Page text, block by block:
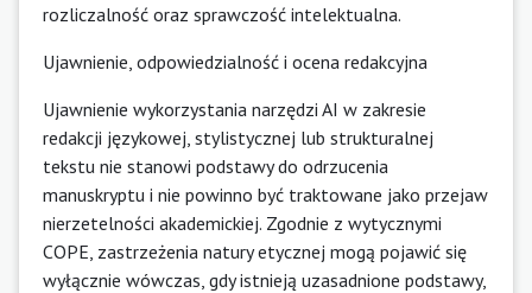
rozliczalność oraz sprawczość intelektualna.
Ujawnienie, odpowiedzialność i ocena redakcyjna
Ujawnienie wykorzystania narzędzi AI w zakresie
redakcji językowej, stylistycznej lub strukturalnej
tekstu nie stanowi podstawy do odrzucenia
manuskryptu i nie powinno być traktowane jako przejaw
nierzetelności akademickiej. Zgodnie z wytycznymi
COPE, zastrzeżenia natury etycznej mogą pojawić się
wyłącznie wówczas, gdy istnieją uzasadnione podstawy,